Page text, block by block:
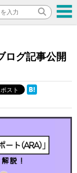
ログ記事公開